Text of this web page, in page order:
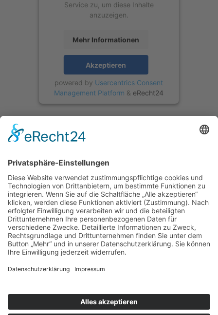
Service zu, um diese Inhalte
anzuzeigen.
Mehr Informationen
Akzeptieren
powered by Usercentrics Consent
Management Platform & eRecht24
Impressum Datenschutzerklärung